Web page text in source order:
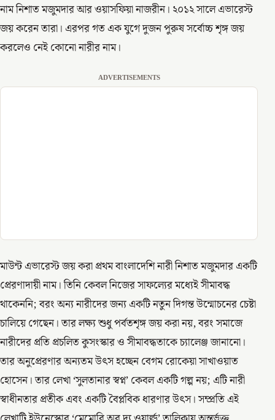
নাম নিশাত মজুমদার আর ওয়াসফিয়া নাজরীন। ২০১২ সালে এভারেস্ট
জয় করেন তারা। এরপর গত এক যুগে দুজন পুরুষ সর্বোচ্চ শৃঙ্গ জয়
করলেও নেই কোনো নারীর নাম।
ADVERTISEMENTS
মাউন্ট এভারেস্ট জয় করা প্রথম বাংলাদেশি নারী নিশাত মজুমদার একটি
প্রেরণাদায়ী নাম। তিনি কেবল নিজের সাফল্যের মধ্যেই সীমাবদ্ধ
থাকেননি; বরং অন্য নারীদের জন্য একটি নতুন দিগন্ত উন্মোচনের চেষ্টা
চালিয়ে গেছেন। তার লক্ষ্য শুধু পর্বতশৃঙ্গ জয় করা নয়, বরং সমাজে
নারীদের প্রতি প্রচলিত কুসংস্কার ও সীমাবদ্ধতাকে চ্যালেঞ্জ জানানো।
তার অনুপ্রেরণার অন্যতম উৎস হচ্ছেন বেগম রোকেয়া সাখাওয়াত
হোসেন। তার লেখা ‘সুলতানার স্বপ্ন’ কেবল একটি গল্প নয়; এটি নারী
স্বাধীনতার প্রতীক এবং একটি বৈপ্লবিক ধারণার উৎস। সম্প্রতি এই